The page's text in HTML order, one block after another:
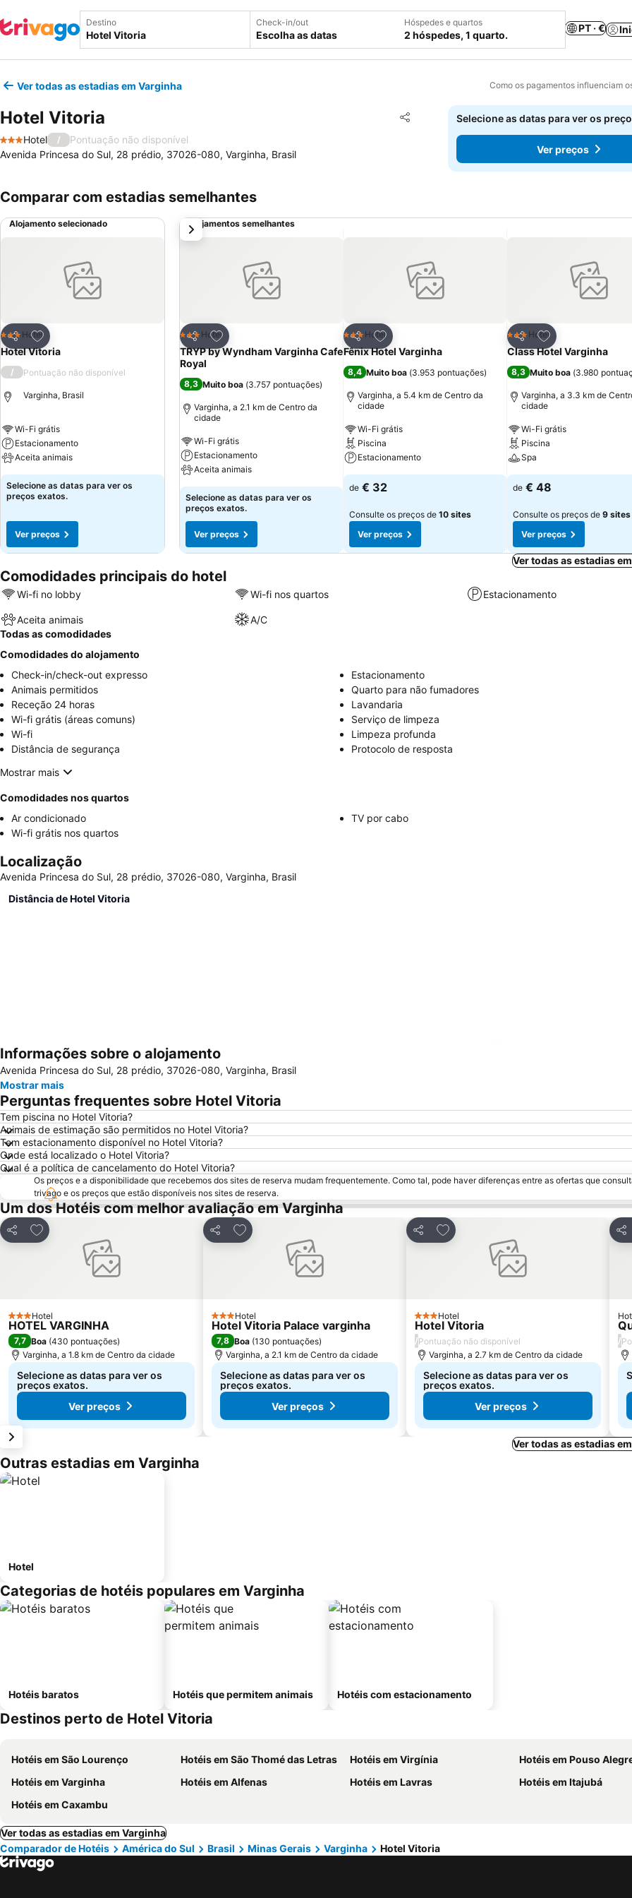
Destino Check-in/out
Escolha as datas
Hóspedes e quartos
2 hóspedes, 1 quarto.
PT · €
Ver todas as estadias em Varginha Como os pagamentos influenciam
Hotel Vitoria Partilhar
Adicionar aos favoritos
3 Estrelas
Hotel /
Pontuação não disponível
Avenida Princesa do Sul, 28 prédio, 37026-080, Varginha, Brasil
Selecione as datas para ver os
Ver preços
Comparar com estadias semelhantes
Alojamento selecionado
Partilhar
Adicionar aos favoritos
3 Estrelas
Hotel
Hotel Vitoria
/ Pontuação não disponível
Varginha, Brasil
Wi-Fi grátis
Estacionamento
Aceita animais
Selecione as datas para ver os
preços exatos.
Ver preços
Alojamentos semelhantes
Partilhar
Adicionar aos favoritos
3 Estrelas
Hotel
TRYP by Wyndham Varginha Cafe
Royal
8,3 Muito boa (3.757 pontuações)
Varginha, a 2.1 km de Centro da
cidade
Wi-Fi grátis
Estacionamento
Aceita animais
Selecione as datas para ver os
preços exatos.
Ver preços
Partilhar
Adicionar aos favoritos
3 Estrelas
Hotel
Fênix Hotel Varginha
8,4 Muito boa (3.953 pontuações)
Varginha, a 5.4 km de Centro da
cidade
Wi-Fi grátis
Piscina
Estacionamento
de € 32
Consulte os preços de 10 sites
Ver preços
Partilhar
Adicionar aos
3 Estrelas
Hotel
Class Hotel Varginha
8,3 Muito boa (3.980
Varginha, a 3.3 km de
cidade
Wi-Fi grátis
Piscina
Spa
de € 48
Consulte os preços de 9 sites
Ver preços
próximo
Ver todas as estadias
Comodidades principais do hotel
Wi-fi no lobby Wi-fi nos quartos Estacionamento
Aceita animais
A/C
Todas as comodidades
Comodidades do alojamento
Check-in/check-out expresso
Estacionamento
Animais permitidos
Quarto para não fumadores
Receção 24 horas
Lavandaria
Wi-fi grátis (áreas comuns)
Serviço de limpeza
Wi-fi
Limpeza profunda
Distância de segurança
Protocolo de resposta
Mostrar mais
Comodidades nos quartos
Ar condicionado
TV por cabo
Wi-fi grátis nos quartos
Localização
Avenida Princesa do Sul, 28 prédio, 37026-080, Varginha, Brasil
Distância de Hotel Vitoria
Informações sobre o alojamento
Avenida Princesa do Sul, 28 prédio, 37026-080, Varginha, Brasil
Mostrar mais
Perguntas frequentes sobre Hotel Vitoria
Tem piscina no Hotel Vitoria?
Animais de estimação são permitidos no Hotel Vitoria?
Tem estacionamento disponível no Hotel Vitoria?
Onde está localizado o Hotel Vitoria?
Qual é a política de cancelamento do Hotel Vitoria?
Os preços e a disponibilidade que recebemos dos sites de reserva mudam frequentemente. Como tal, pode haver diferenças entre as ofertas que
trivago e os preços que estão disponíveis nos sites de reserva.
Um dos Hotéis com melhor avaliação em Varginha
Partilhar
Adicionar aos favoritos
3 Estrelas
Hotel
HOTEL VARGINHA
7,7 Boa (430 pontuações)
Varginha, a 1.8 km de Centro da cidade
Selecione as datas para ver os
preços exatos.
Ver preços
Partilhar
Adicionar aos favoritos
3 Estrelas
Hotel
Hotel Vitoria Palace varginha
7,8 Boa (130 pontuações)
Varginha, a 2.1 km de Centro da cidade
Selecione as datas para ver os
preços exatos.
Ver preços
Partilhar
Adicionar aos favoritos
3 Estrelas
Hotel
Hotel Vitoria
/Pontuação não disponível
Varginha, a 2.7 km de Centro da cidade
Selecione as datas para ver os
preços exatos.
Ver preços
/
Ver todas as estadias
Outras estadias em Varginha
Hotel
Categorias de hotéis populares em Varginha
Hotéis baratos Hotéis que permitem animais Hotéis com estacionamento
Destinos perto de Hotel Vitoria
Hotéis em São Lourenço Hotéis em São Thomé das Letras Hotéis em Virgínia
Hotéis em Pouso
Hotéis em Varginha
Hotéis em Alfenas Hotéis em Lavras
Hotéis em Itajubá
Hotéis em Caxambu
Ver todas as estadias em Varginha
Comparador de Hotéis
América do Sul Brasil Minas Gerais Varginha Hotel Vitoria